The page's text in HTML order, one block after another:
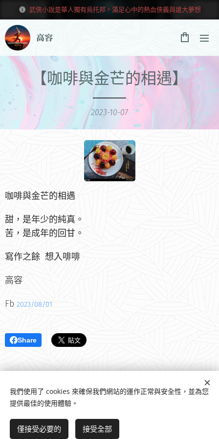
武俠小說是華人獨有烏托邦，滿足心中的熱血俠義與遠大夢想
高容
【咖啡與金芒的相遇】
2023-10-07
咖啡與金芒的相遇
甜，是年少的純真。
苦，是成年的回甘。
寫作之餘 想入啡啡
高容
Fb 2023/08/01
Share
高容的奇幻桃源
aDesi web
我們使用了 cookies 來確保我們網站的運作正常與安全性，並為您
提供最佳的使用體驗。
僅接受必要的 接受全部